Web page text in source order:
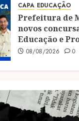
CAPA EDUCAÇÃO
Prefeitura de
novos
Educação e
08/08/2026 0